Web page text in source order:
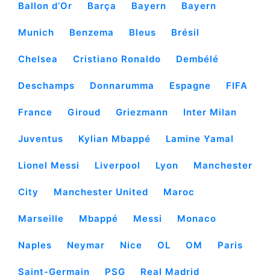
Ballon d’Or Barça Bayern Bayern
Munich Benzema Bleus Brésil
Chelsea Cristiano Ronaldo Dembélé
Deschamps Donnarumma Espagne FIFA
France Giroud Griezmann Inter Milan
Juventus Kylian Mbappé Lamine Yamal
Lionel Messi Liverpool Lyon Manchester
City Manchester United Maroc
Marseille Mbappé Messi Monaco
Naples Neymar Nice OL OM Paris
Saint-Germain PSG Real Madrid